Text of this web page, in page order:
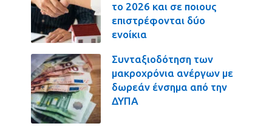
το 2026 και σε ποιους
επιστρέφονται δύο
ενοίκια
Συνταξιοδότηση των
μακροχρόνια ανέργων με
δωρεάν ένσημα από την
ΔΥΠΑ